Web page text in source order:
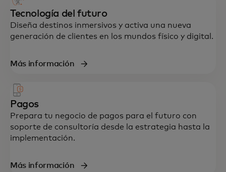
Tecnología del futuro
Diseña destinos inmersivos y activa una nueva
generación de clientes en los mundos físico y digital.
Más información
Pagos
Prepara tu negocio de pagos para el futuro con
soporte de consultoría desde la estrategia hasta la
implementación.
Más información